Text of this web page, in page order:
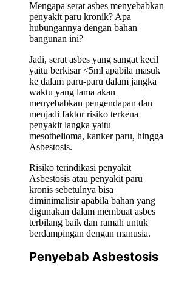
Mengapa serat asbes menyebabkan
penyakit paru kronik? Apa
hubungannya dengan bahan
bangunan ini?
Jadi, serat asbes yang sangat kecil
yaitu berkisar <5ml apabila masuk
ke dalam paru-paru dalam jangka
waktu yang lama akan
menyebabkan pengendapan dan
menjadi faktor risiko terkena
penyakit langka yaitu
mesothelioma, kanker paru, hingga
Asbestosis.
Risiko terindikasi penyakit
Asbestosis atau penyakit paru
kronis sebetulnya bisa
diminimalisir apabila bahan yang
digunakan dalam membuat asbes
terbilang baik dan ramah untuk
berdampingan dengan manusia.
Penyebab Asbestosis